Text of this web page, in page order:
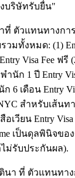
บริษัทรับยื่น"
ตัวแทนทางการ
มทั้งหมด: (1)
Visa Fee ฟรี
ำนัก 1 ปี Entry
6 เดือน Entry
สำหรับเส้นท
เวียน Entry Visa
เป็นดุลพินิจข
ไม่รับประกันผล).
า ที่ ตัวแทนทางก